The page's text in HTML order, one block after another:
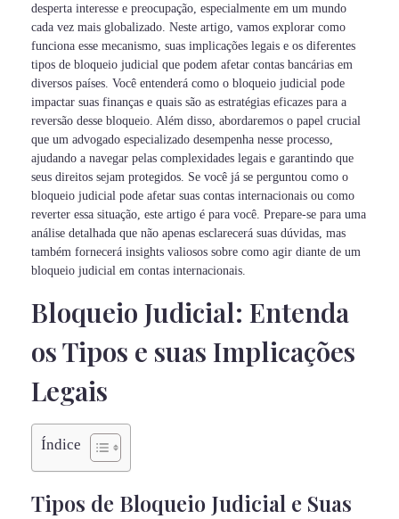
desperta interesse e preocupação, especialmente em um mundo
cada vez mais globalizado. Neste artigo, vamos explorar como
funciona esse mecanismo, suas implicações legais e os diferentes
tipos de bloqueio judicial que podem afetar contas bancárias em
diversos países. Você entenderá como o bloqueio judicial pode
impactar suas finanças e quais são as estratégias eficazes para a
reversão desse bloqueio. Além disso, abordaremos o papel crucial
que um advogado especializado desempenha nesse processo,
ajudando a navegar pelas complexidades legais e garantindo que
seus direitos sejam protegidos. Se você já se perguntou como o
bloqueio judicial pode afetar suas contas internacionais ou como
reverter essa situação, este artigo é para você. Prepare-se para uma
análise detalhada que não apenas esclarecerá suas dúvidas, mas
também fornecerá insights valiosos sobre como agir diante de um
bloqueio judicial em contas internacionais.
Bloqueio Judicial: Entenda
os Tipos e suas Implicações
Legais
Índice
Tipos de Bloqueio Judicial e Suas